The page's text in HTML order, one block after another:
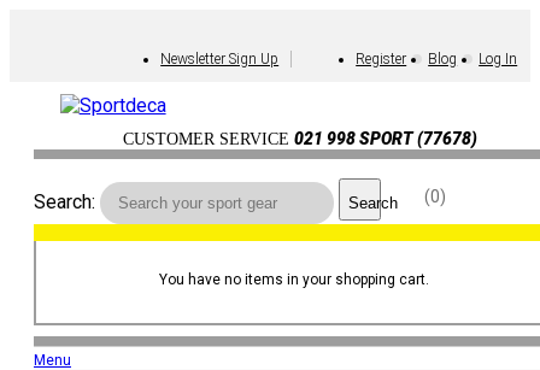
Newsletter Sign Up Register Blog Log In
CUSTOMER SERVICE 021 998 SPORT (77678)
0
Search: Search
You have no items in your shopping cart.
Menu